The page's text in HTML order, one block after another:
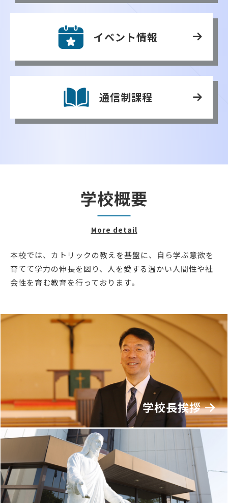
イベント情報
通信制課程
学校概要
More detail
本校では、カトリックの教えを基盤に、自ら学ぶ意欲を
育てて学力の伸長を図り、人を愛する温かい人間性や社
会性を育む教育を行っております。
学校長挨拶